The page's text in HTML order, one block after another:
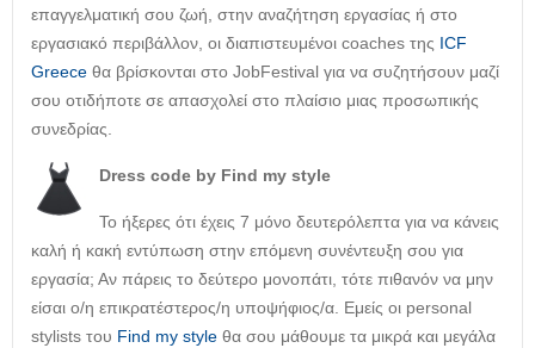
επαγγελματική σου ζωή, στην αναζήτηση εργασίας ή στο
εργασιακό περιβάλλον, οι διαπιστευμένοι coaches της ICF
Greece θα βρίσκονται στο JobFestival για να συζητήσουν μαζί
σου οτιδήποτε σε απασχολεί στο πλαίσιο μιας προσωπικής
συνεδρίας.
Dress code by Find my style
Το ήξερες ότι έχεις 7 μόνο δευτερόλεπτα για να κάνεις
καλή ή κακή εντύπωση στην επόμενη συνέντευξη σου για
εργασία; Αν πάρεις το δεύτερο μονοπάτι, τότε πιθανόν να μην
είσαι ο/η επικρατέστερος/η υποψήφιος/α. Εμείς οι personal
stylists του Find my style θα σου μάθουμε τα μικρά και μεγάλα